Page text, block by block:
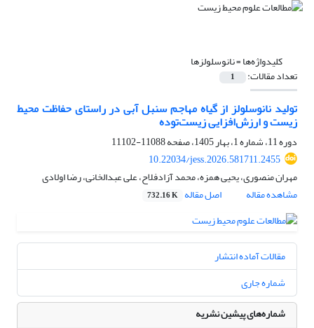
کلیدواژه‌ها =نانوسلولزها
تعداد مقالات: 1
تولید نانوسلولز از گیاه مهاجم سنبل آبی در راستای حفاظت محیط
زیست و ارزش‌افزایی زیست‌توده
دوره 11، شماره 1، بهار 1405، صفحه
11088-11102
10.22034/jess.2026.581711.2455
مهران منصوری، یحیی همزه، محمد آزادفلاح، علی عبدالخانی، رضا اولادی
مشاهده مقاله
اصل مقاله 732.16 K
مقالات آماده انتشار
شماره جاری
شماره‌های پیشین نشریه